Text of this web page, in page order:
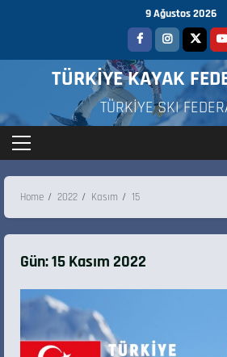
9 Ağustos 2026
TÜRKİYE KAYAK
TÜRKİYE SKI
Home 2022 Kasım 15
Gün:15 Kasım 2022